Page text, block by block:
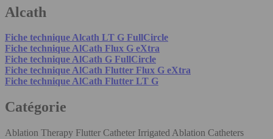
Alcath
Fiche technique Alcath LT G FullCircle
Fiche technique AlCath Flux G eXtra
Fiche technique AlCath G FullCircle
Fiche technique AlCath Flutter Flux G eXtra
Fiche technique AlCath Flutter LT G
Catégorie
Ablation Therapy Flutter Catheter Irrigated Ablation Catheters